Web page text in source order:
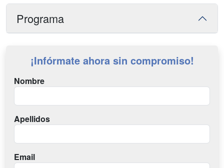
Programa
¡Infórmate ahora sin compromiso!
Nombre
Apellidos
Email